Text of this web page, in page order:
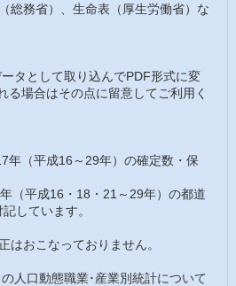
総務省）、生命表（厚生労働省）な
タとして取り込んでPDF形式に変
場合はその点に留意してご利用く
年（平成16～29年）の確定数・保
（平成16・18・21～29年）の都道
しています。
おこなっておりません。
人口動態職業･産業別統計について